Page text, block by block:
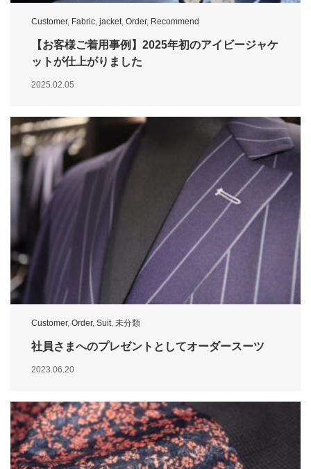
Customer, Fabric, jacket, Order, Recommend
【お客様ご着用事例】2025年初のアイビージャケ
ットが仕上がりました
2025.02.05
Customer, Order, Suit 未分類
社員さまへのプレゼントとしてオーダースーツ
2023.06.20